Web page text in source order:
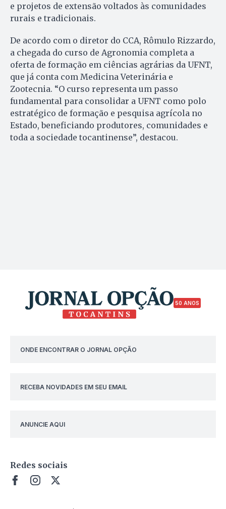
e projetos de extensão voltados às comunidades
rurais e tradicionais.
De acordo com o diretor do CCA, Rômulo Rizzardo,
a chegada do curso de Agronomia completa a
oferta de formação em ciências agrárias da UFNT,
que já conta com Medicina Veterinária e
Zootecnia. “O curso representa um passo
fundamental para consolidar a UFNT como polo
estratégico de formação e pesquisa agrícola no
Estado, beneficiando produtores, comunidades e
toda a sociedade tocantinense”, destacou.
50 ANOS
ONDE ENCONTRAR O JORNAL OPÇÃO
RECEBA NOVIDADES EM SEU EMAIL
ANUNCIE AQUI
Redes sociais